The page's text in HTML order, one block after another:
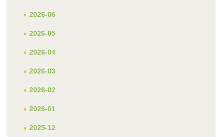
2026-06
2026-05
2026-04
2026-03
2026-02
2026-01
2025-12